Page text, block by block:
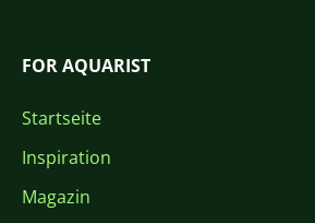
FOR AQUARIST
Startseite
Inspiration
Magazin